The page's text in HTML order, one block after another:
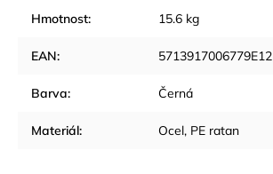
Hmotnost: 15.6 kg
EAN: 5713917006779E12
Barva: Černá
Materiál: Ocel, PE ratan